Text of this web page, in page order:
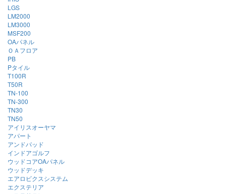
LGS
LM2000
LM3000
MSF200
OAパネル
ＯＡフロア
PB
Pタイル
T100R
T50R
TN-100
TN-300
TN30
TN50
アイリスオーヤマ
アパート
アンドパッド
インドアゴルフ
ウッドコアOAパネル
ウッドデッキ
エアロビクスシステム
エクステリア